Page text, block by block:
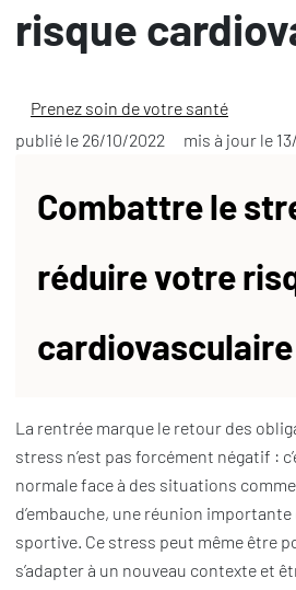
risque
Prenez soin de votre santé
publié le 26/10/2022 mis à jour le
Combattre le
réduire votre
cardiovasculaire
La rentrée marque le retour des
stress n’est pas forcément négatif :
normale face à des situations
d’embauche, une réunion
sportive. Ce stress peut même être
s’adapter à un nouveau contexte et